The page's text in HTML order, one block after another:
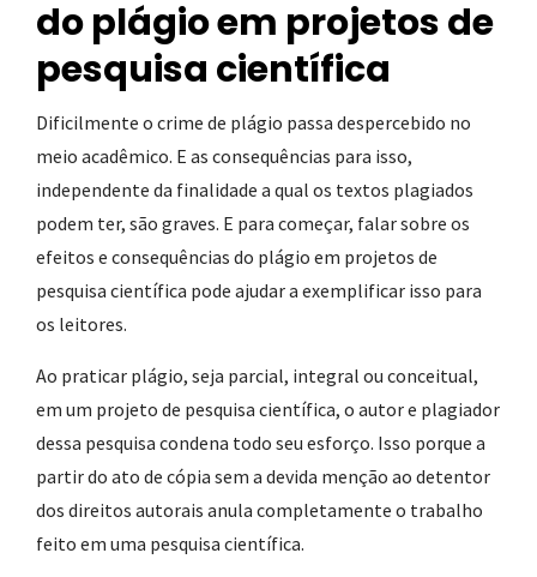
do plágio em projetos de
pesquisa científica
Dificilmente o crime de plágio passa despercebido no
meio acadêmico. E as consequências para isso,
independente da finalidade a qual os textos plagiados
podem ter, são graves. E para começar, falar sobre os
efeitos e consequências do plágio em projetos de
pesquisa científica pode ajudar a exemplificar isso para
os leitores.
Ao praticar plágio, seja parcial, integral ou conceitual,
em um projeto de pesquisa científica, o autor e plagiador
dessa pesquisa condena todo seu esforço. Isso porque a
partir do ato de cópia sem a devida menção ao detentor
dos direitos autorais anula completamente o trabalho
feito em uma pesquisa científica.